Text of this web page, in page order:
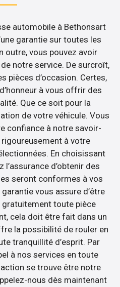
automobile à Bethonsart
garantie sur toutes les
outre, vous pouvez avoir
notre service. De surcroît,
pièces d’occasion. Certes,
à vous offrir des
Que ce soit pour la
de votre véhicule. Vous
confiance à notre savoir-
à votre
En choisissant
l’assurance d’obtenir des
seront conformes à vos
vous assure d’être
gratuitement toute pièce
cela doit être fait dans un
la possibilité de rouler en
tranquillité d’esprit. Par
à nos services en toute
se trouve être notre
nous dès maintenant